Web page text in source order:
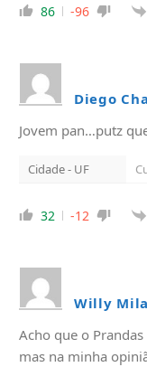
86 -96
Diego
Jovem pan…putz
Cidade - UF
32 -12
Willy
Acho que o Prandas
mas na minha